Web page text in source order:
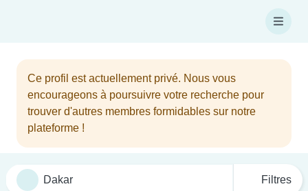
Ce profil est actuellement privé. Nous vous
encourageons à poursuivre votre recherche pour
trouver d'autres membres formidables sur notre
plateforme !
Filtres